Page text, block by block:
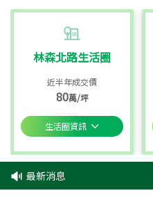
林森北路生活圈
近半年成交價
80萬/坪
生活圈資訊
最新消息